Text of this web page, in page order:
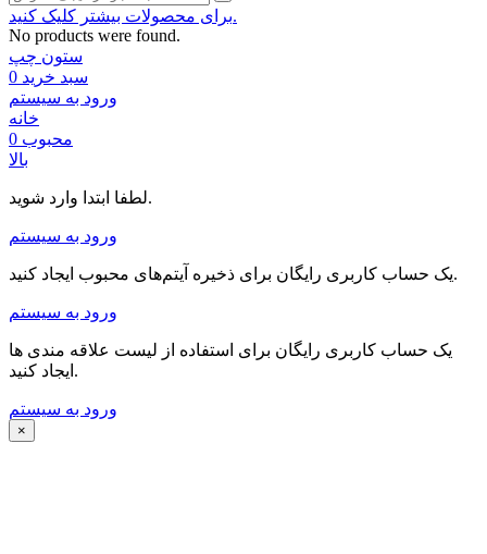
برای محصولات بیشتر کلیک کنید.
No products were found.
ستون چپ
سبد خرید 0
ورود به سیستم
خانه
محبوب 0
بالا
لطفا ابتدا وارد شوید.
ورود به سیستم
یک حساب کاربری رایگان برای ذخیره آیتم‌های محبوب ایجاد کنید.
ورود به سیستم
یک حساب کاربری رایگان برای استفاده از لیست علاقه مندی ها
ایجاد کنید.
ورود به سیستم
×